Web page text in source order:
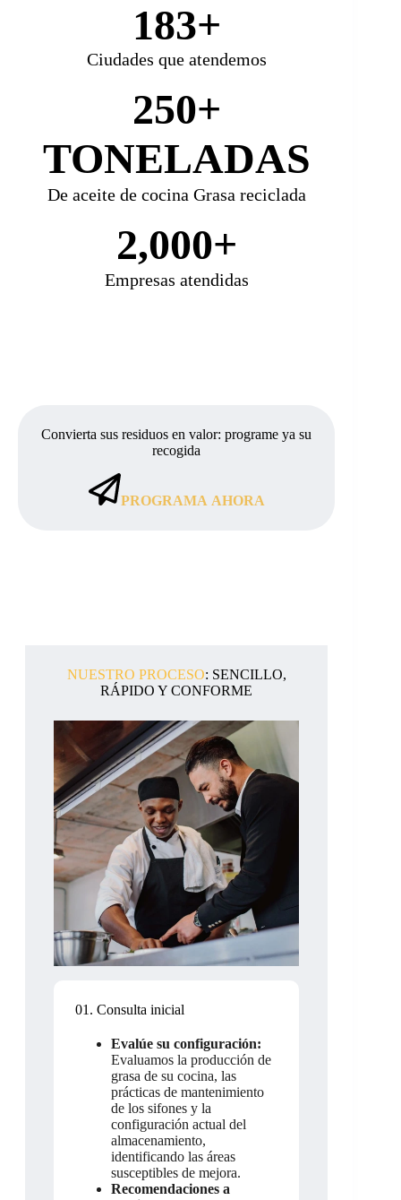
183+
Ciudades que atendemos
250+
TONELADAS
De aceite de cocina Grasa reciclada
2,000+
Empresas atendidas
Convierta sus residuos en valor: programe ya su
recogida
PROGRAMA AHORA
NUESTRO PROCESO: SENCILLO,
RÁPIDO Y CONFORME
01. Consulta inicial
Evalúe su configuración:
Evaluamos la producción de
grasa de su cocina, las
prácticas de mantenimiento
de los sifones y la
configuración actual del
almacenamiento,
identificando las áreas
susceptibles de mejora.
Recomendaciones a